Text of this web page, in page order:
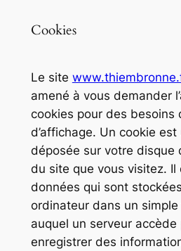
Cookies
Le site
amené à vous demander
cookies pour des besoins
d’affichage. Un cookie
déposée sur votre disque
du site que vous visitez. Il
données qui sont
ordinateur dans un
auquel un serveur accède
enregistrer des